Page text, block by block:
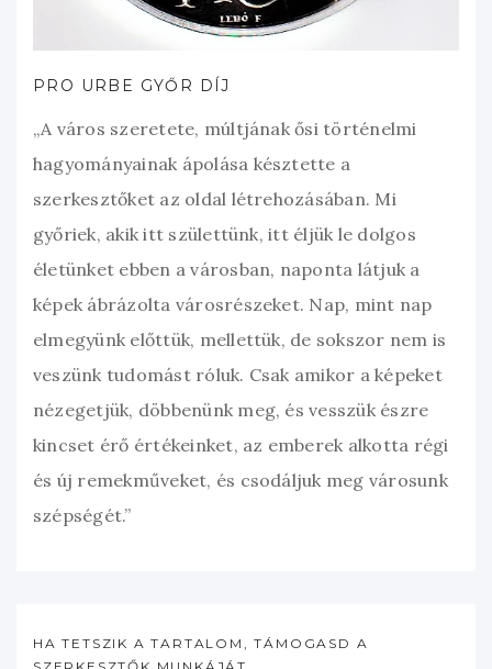
PRO URBE GYŐR DÍJ
„A város szeretete, múltjának ősi történelmi
hagyományainak ápolása késztette a
szerkesztőket az oldal létrehozásában. Mi
győriek, akik itt születtünk, itt éljük le dolgos
életünket ebben a városban, naponta látjuk a
képek ábrázolta városrészeket. Nap, mint nap
elmegyünk előttük, mellettük, de sokszor nem is
veszünk tudomást róluk. Csak amikor a képeket
nézegetjük, döbbenünk meg, és vesszük észre
kincset érő értékeinket, az emberek alkotta régi
és új remekműveket, és csodáljuk meg városunk
szépségét.”
HA TETSZIK A TARTALOM, TÁMOGASD A